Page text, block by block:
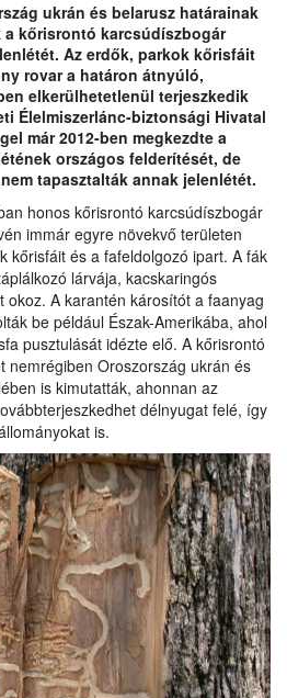
ukrán és belarusz határainak
kőrisrontó karcsúdíszbogár
Az erdők, parkok kőrisfáit
rovar a határon átnyúló,
elkerülhetetlenül terjeszkedik
Élelmiszerlánc-biztonsági Hivatal
már 2012-ben megkezdte a
országos felderítését, de
tapasztalták annak jelenlétét.
honos kőrisrontó karcsúdíszbogár
immár egyre növekvő területen
kőrisfáit és a fafeldolgozó ipart. A fák
lárvája, kacskaringós
okoz. A karantén károsítót a faanyag
be például Észak-Amerikába, ahol
pusztulását idézte elő. A kőrisrontó
nemrégiben Oroszország ukrán és
is kimutatták, ahonnan az
délnyugat felé, így
is.